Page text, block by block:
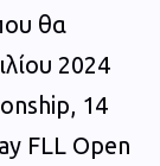
θα
2024
14
FLL Open